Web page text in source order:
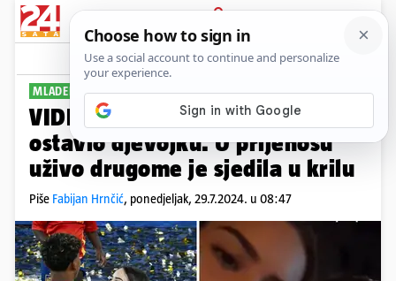
PRIJAVA
Sport Komentari
MLADENAČKI PROBLEMI
VIDEO Yamal zbog ove snimke
ostavio djevojku. U prijenosu
uživo drugome je sjedila u krilu
Piše Fabijan Hrnčić, ponedjeljak, 29.7.2024. u 08:47